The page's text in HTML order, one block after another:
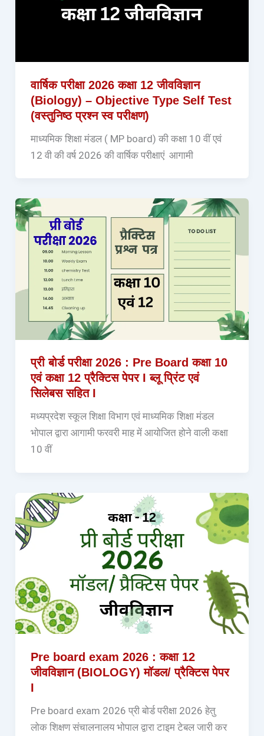
वार्षिक परीक्षा 2026 कक्षा 12 जीवविज्ञान
(Biology) – Objective Type Self Test
(वस्तुनिष्ठ प्रश्न स्व परीक्षण)
माध्यमिक शिक्षा मंडल ( MP board) की कक्षा 10 वीं एवं
12 वी की वर्ष 2026 की वार्षिक परीक्षाएं आगामी
प्री बोर्ड परीक्षा 2026 : Pre Board कक्षा 10
एवं कक्षा 12 प्रैक्टिस पेपर I ब्लू प्रिंट एवं
सिलेबस सहित I
मध्यप्रदेश स्कूल शिक्षा विभाग एवं माध्यमिक शिक्षा मंडल
भोपाल द्वारा आगामी फरवरी माह में आयोजित होने वाली कक्षा
10 वीं
Pre board exam 2026 : कक्षा 12
जीवविज्ञान (BIOLOGY) मॉडल/ प्रैक्टिस पेपर
I
Pre board exam 2026 प्री बोर्ड परीक्षा 2026 हेतु
लोक शिक्षण संचालनालय भोपाल द्वारा टाइम टेबल जारी कर